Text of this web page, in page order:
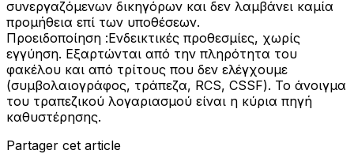
συνεργαζόμενων δικηγόρων και δεν λαμβάνει καμία
προμήθεια επί των υποθέσεων.
Προειδοποίηση :Ενδεικτικές προθεσμίες, χωρίς
εγγύηση. Εξαρτώνται από την πληρότητα του
φακέλου και από τρίτους που δεν ελέγχουμε
(συμβολαιογράφος, τράπεζα, RCS, CSSF). Το άνοιγμα
του τραπεζικού λογαριασμού είναι η κύρια πηγή
καθυστέρησης.
Partager cet article